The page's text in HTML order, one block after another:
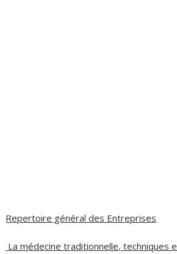
Repertoire général des Entreprises
La médecine traditionnelle, techniques